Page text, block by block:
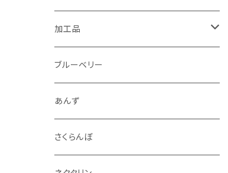
1.5kg～2kg
2.5kg～3kg
4.5kg～5kg
9kg～10kg
シナノリップ
サンつがる
秋映
シナノスイート
加工品
ジュース
ジャム
スパイス
ブルーベリー
あんず
さくらんぼ